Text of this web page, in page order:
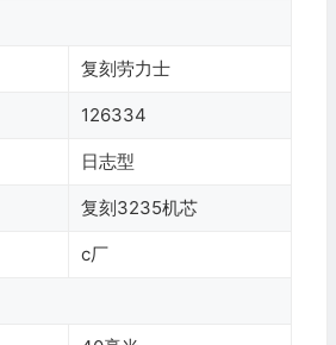
复刻劳力士
126334
日志型
复刻3235机芯
c厂